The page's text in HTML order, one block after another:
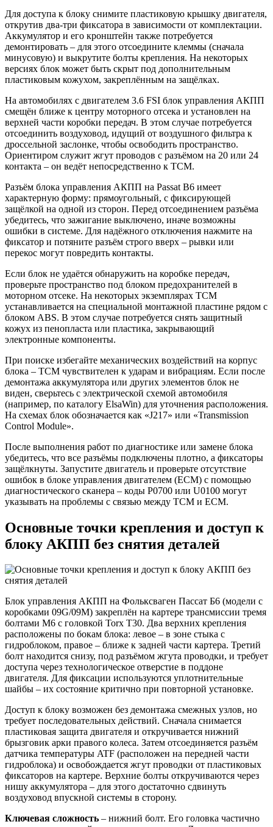
Для доступа к блоку снимите пластиковую крышку двигателя,
открутив два-три фиксатора в зависимости от комплектации.
Аккумулятор и его кронштейн также потребуется
демонтировать – для этого отсоедините клеммы (сначала
минусовую) и выкрутите болты крепления. На некоторых
версиях блок может быть скрыт под дополнительным
пластиковым кожухом, закреплённым на защёлках.
На автомобилях с двигателем 3.6 FSI блок управления АКПП
смещён ближе к центру моторного отсека и установлен на
верхней части коробки передач. В этом случае потребуется
отсоединить воздуховод, идущий от воздушного фильтра к
дроссельной заслонке, чтобы освободить пространство.
Ориентиром служит жгут проводов с разъёмом на 20 или 24
контакта – он ведёт непосредственно к TCM.
Разъём блока управления АКПП на Passat B6 имеет
характерную форму: прямоугольный, с фиксирующей
защёлкой на одной из сторон. Перед отсоединением разъёма
убедитесь, что зажигание выключено, иначе возможны
ошибки в системе. Для надёжного отключения нажмите на
фиксатор и потяните разъём строго вверх – рывки или
перекос могут повредить контакты.
Если блок не удаётся обнаружить на коробке передач,
проверьте пространство под блоком предохранителей в
моторном отсеке. На некоторых экземплярах TCM
устанавливается на специальной монтажной пластине рядом с
блоком ABS. В этом случае потребуется снять защитный
кожух из пенопласта или пластика, закрывающий
электронные компоненты.
При поиске избегайте механических воздействий на корпус
блока – TCM чувствителен к ударам и вибрациям. Если после
демонтажа аккумулятора или других элементов блок не
виден, сверьтесь с электрической схемой автомобиля
(например, по каталогу ElsaWin) для уточнения расположения.
На схемах блок обозначается как «J217» или «Transmission
Control Module».
После выполнения работ по диагностике или замене блока
убедитесь, что все разъёмы подключены плотно, а фиксаторы
защёлкнуты. Запустите двигатель и проверьте отсутствие
ошибок в блоке управления двигателем (ECM) с помощью
диагностического сканера – коды P0700 или U0100 могут
указывать на проблемы с связью между TCM и ECM.
Основные точки крепления и доступ к
блоку АКПП без снятия деталей
Блок управления АКПП на Фольксваген Пассат Б6 (модели с
коробками 09G/09M) закреплён на картере трансмиссии тремя
болтами M6 с головкой Torx T30. Два верхних крепления
расположены по бокам блока: левое – в зоне стыка с
гидроблоком, правое – ближе к задней части картера. Третий
болт находится снизу, под разъёмом жгута проводки, и требует
доступа через технологическое отверстие в поддоне
двигателя. Для фиксации используются уплотнительные
шайбы – их состояние критично при повторной установке.
Доступ к блоку возможен без демонтажа смежных узлов, но
требует последовательных действий. Сначала снимается
пластиковая защита двигателя и откручивается нижний
брызговик арки правого колеса. Затем отсоединяется разъём
датчика температуры ATF (расположен на передней части
гидроблока) и освобождается жгут проводки от пластиковых
фиксаторов на картере. Верхние болты откручиваются через
нишу аккумулятора – для этого достаточно сдвинуть
воздуховод впускной системы в сторону.
Ключевая сложность – нижний болт. Его головка частично